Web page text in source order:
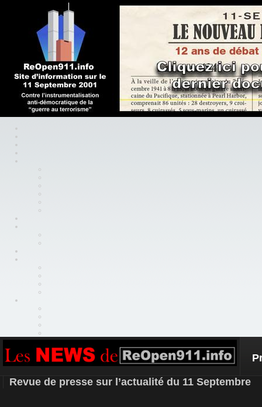
REOPEN911 – NEWS
Revue de presse sur l’actualité du 11 Septembre